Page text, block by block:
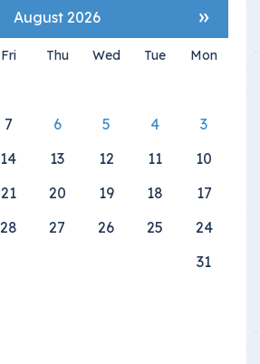
«
August 2026
Mon
Tue
Wed
Thu
Fri
3
4
5
6
7
10
11
12
13
14
17
18
19
20
21
24
25
26
27
28
31